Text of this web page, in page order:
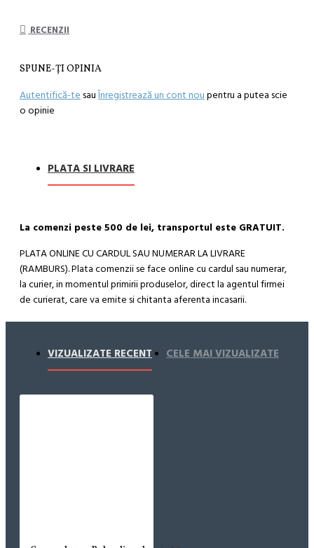
RECENZII
SPUNE-ŢI OPINIA
Autentifică-te sauÎnregistrează un cont nou pentru a putea scie
o opinie
PLATA SI LIVRARE
La comenzi peste 500 de lei, transportul este GRATUIT.
PLATA ONLINE CU CARDUL SAU NUMERAR LA LIVRARE
(RAMBURS). Plata comenzii se face online cu cardul sau numerar,
la curier, in momentul primirii produselor, direct la agentul firmei
de curierat, care va emite si chitanta aferenta incasarii.
Cum se face livrarea produselor:
Livrarea comenzii la adresa indicata de dvs. si este asigurata de
compania de curierat, care va livreaza comanda în decursul a 24-
plasata pana in ora 12:00 de luni pana vineri. In cazul in care
VIZUALIZATE RECENT CELE MAI VIZUALIZATE